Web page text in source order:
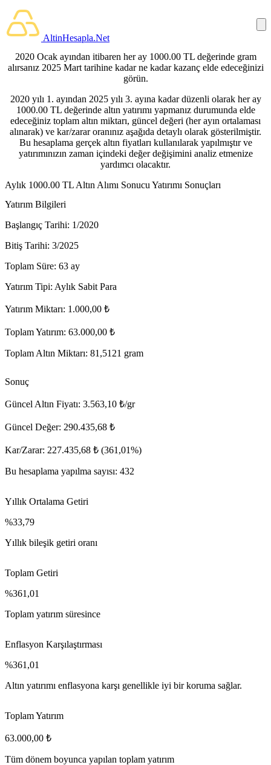
AltinHesapla.Net
2020 Ocak ayından itibaren her ay 1000.00 TL değerinde gram
alırsanız 2025 Mart tarihine kadar ne kadar kazanç elde edeceğinizi
görün.
2020 yılı 1. ayından 2025 yılı 3. ayına kadar düzenli olarak her ay
1000.00 TL değerinde altın yatırımı yapmanız durumunda elde
edeceğiniz toplam altın miktarı, güncel değeri (her ayın ortalaması
alınarak) ve kar/zarar oranınız aşağıda detaylı olarak gösterilmiştir.
Bu hesaplama gerçek altın fiyatları kullanılarak yapılmıştır ve
yatırımınızın zaman içindeki değer değişimini analiz etmenize
yardımcı olacaktır.
Aylık 1000.00 TL Altın Alımı Sonucu Yatırımı Sonuçları
Yatırım Bilgileri
Başlangıç Tarihi: 1/2020
Bitiş Tarihi: 3/2025
Toplam Süre: 63 ay
Yatırım Tipi: Aylık Sabit Para
Yatırım Miktarı: 1.000,00 ₺
Toplam Yatırım: 63.000,00 ₺
Toplam Altın Miktarı: 81,5121 gram
Sonuç
Güncel Altın Fiyatı: 3.563,10 ₺/gr
Güncel Değer: 290.435,68 ₺
Kar/Zarar: 227.435,68 ₺ (361,01%)
Bu hesaplama yapılma sayısı: 432
Yıllık Ortalama Getiri
%33,79
Yıllık bileşik getiri oranı
Toplam Getiri
%361,01
Toplam yatırım süresince
Enflasyon Karşılaştırması
%361,01
Altın yatırımı enflasyona karşı genellikle iyi bir koruma sağlar.
Toplam Yatırım
63.000,00 ₺
Tüm dönem boyunca yapılan toplam yatırım